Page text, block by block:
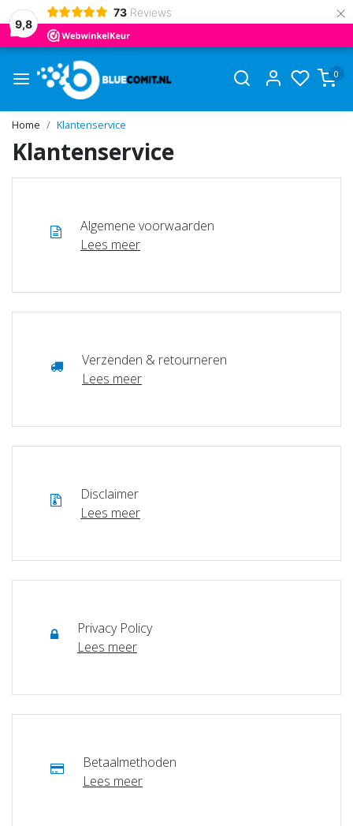
9,8
73 Reviews ×
0
Home Klantenservice
Klantenservice
Algemene voorwaarden
Lees meer
Verzenden & retourneren
Lees meer
Disclaimer
Lees meer
Privacy Policy
Lees meer
Betaalmethoden
Lees meer